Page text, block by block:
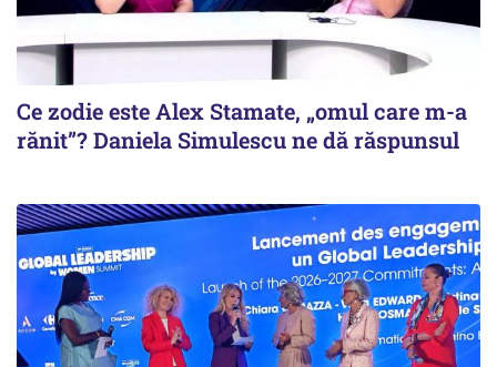
Ce zodie este Alex Stamate, „omul care m-a
rănit”? Daniela Simulescu ne dă răspunsul